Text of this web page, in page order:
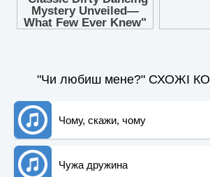
"Чи любиш мене?" СХОЖІ
Чому, скажи, чому
Чужа дружина